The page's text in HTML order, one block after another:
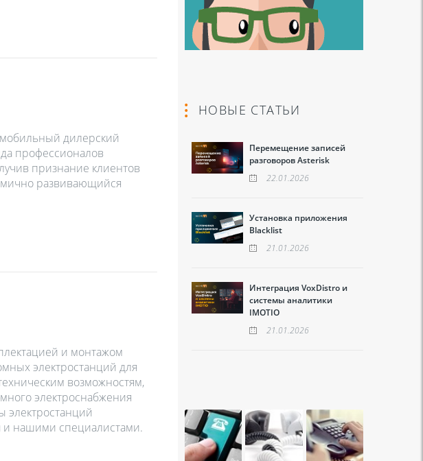
дилерский
профессионалов
признание клиентов
развивающийся
и монтажом
электростанций для
возможностям,
электроснабжения
электростанций
и нашими специалистами.
НОВЫЕ СТАТЬИ
Перемещение записей
разговоров Asterisk
22.01.2026
Установка приложения
Blacklist
21.01.2026
Интеграция VoxDistro и
системы аналитики
IMOTIO
21.01.2026